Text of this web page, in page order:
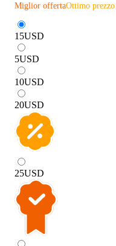
Miglior offertaOttimo prezzo
15USD
5USD
10USD
20USD
25USD